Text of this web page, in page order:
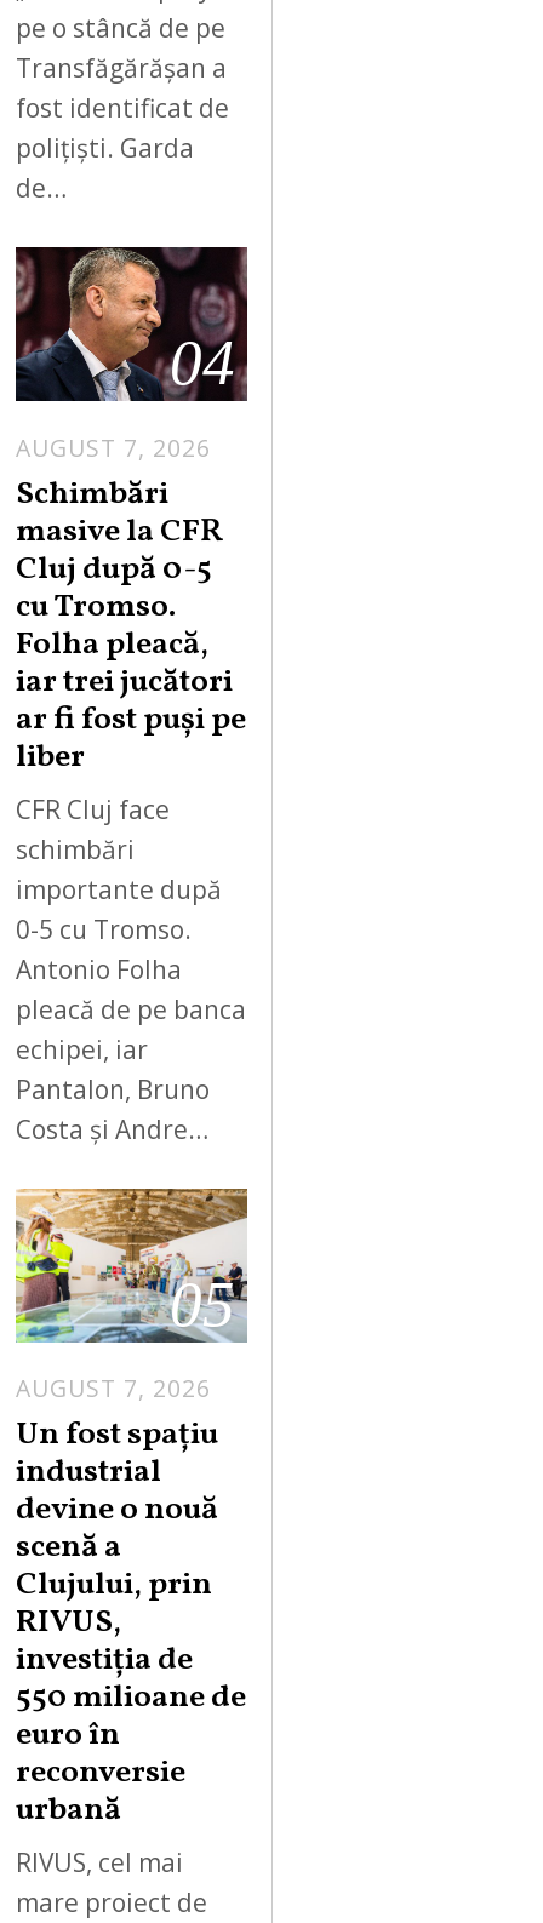
pe o stâncă de pe
Transfăgărășan a
fost identificat de
polițiști. Garda
de…
04
AUGUST 7, 2026
Schimbări
masive la CFR
Cluj după 0-5
cu Tromso.
Folha pleacă,
iar trei jucători
ar fi fost puși pe
liber
CFR Cluj face
schimbări
importante după
0-5 cu Tromso.
Antonio Folha
pleacă de pe banca
echipei, iar
Pantalon, Bruno
Costa și Andre…
05
AUGUST 7, 2026
Un fost spațiu
industrial
devine o nouă
scenă a
Clujului, prin
RIVUS,
investiția de
550 milioane de
euro în
reconversie
urbană
RIVUS, cel mai
mare proiect de